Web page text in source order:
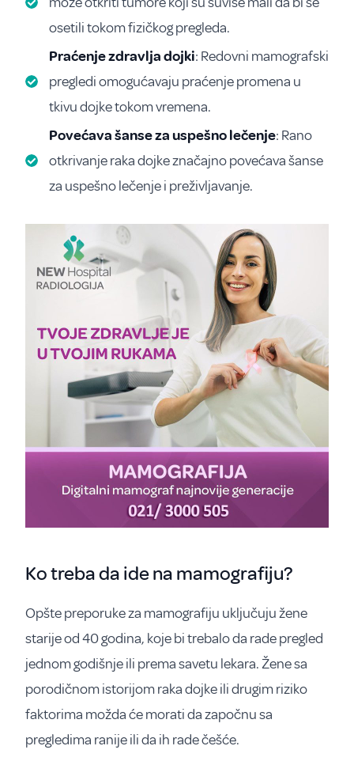
osetili tokom fizičkog pregleda.
Praćenje zdravlja dojki: Redovni mamografski
pregledi omogućavaju praćenje promena u
tkivu dojke tokom vremena.
Povećava šanse za uspešno lečenje: Rano
otkrivanje raka dojke značajno povećava šanse
za uspešno lečenje i preživljavanje.
Ko treba da ide na mamografiju?
Opšte preporuke za mamografiju uključuju žene
starije od 40 godina, koje bi trebalo da rade pregled
jednom godišnje ili prema savetu lekara. Žene sa
porodičnom istorijom raka dojke ili drugim riziko
faktorima možda će morati da započnu sa
pregledima ranije ili da ih rade češće.